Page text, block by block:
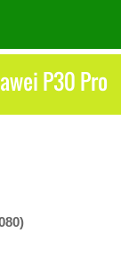
P30 Pro